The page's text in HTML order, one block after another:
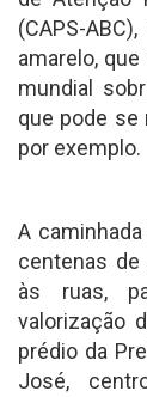
(CAPS-
amarelo,
mundial
que pode se
por exemplo.
A
centenas de
às ruas,
valorização
prédio da
José,